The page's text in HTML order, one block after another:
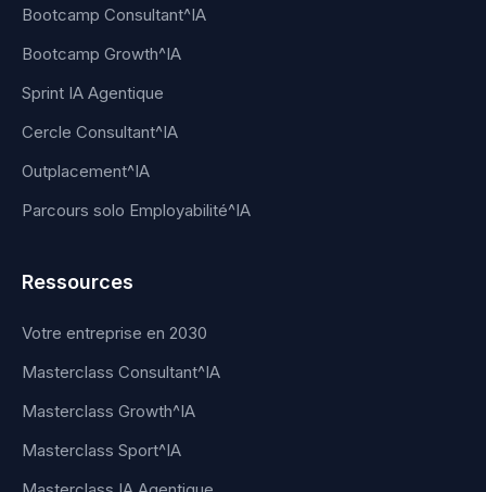
Bootcamp Consultant^IA
Bootcamp Growth^IA
Sprint IA Agentique
Cercle Consultant^IA
Outplacement^IA
Parcours solo Employabilité^IA
Ressources
Votre entreprise en 2030
Masterclass Consultant^IA
Masterclass Growth^IA
Masterclass Sport^IA